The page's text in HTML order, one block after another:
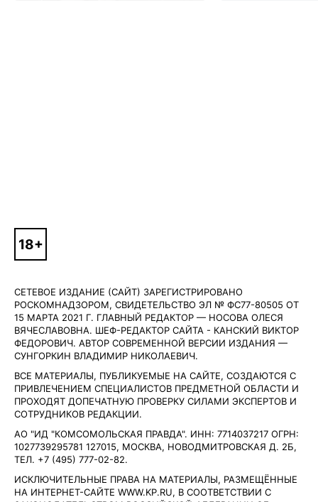
СЕТЕВОЕ ИЗДАНИЕ (САЙТ) ЗАРЕГИСТРИРОВАНО
РОСКОМНАДЗОРОМ, СВИДЕТЕЛЬСТВО ЭЛ № ФС77-80505 ОТ
15 МАРТА 2021 Г. ГЛАВНЫЙ РЕДАКТОР — НОСОВА ОЛЕСЯ
ВЯЧЕСЛАВОВНА. ШЕФ-РЕДАКТОР САЙТА - КАНСКИЙ ВИКТОР
ФЕДОРОВИЧ. АВТОР СОВРЕМЕННОЙ ВЕРСИИ ИЗДАНИЯ —
СУНГОРКИН ВЛАДИМИР НИКОЛАЕВИЧ.
ВСЕ МАТЕРИАЛЫ, ПУБЛИКУЕМЫЕ НА САЙТЕ, СОЗДАЮТСЯ С
ПРИВЛЕЧЕНИЕМ СПЕЦИАЛИСТОВ ПРЕДМЕТНОЙ ОБЛАСТИ И
ПРОХОДЯТ ДОПЕЧАТНУЮ ПРОВЕРКУ СИЛАМИ ЭКСПЕРТОВ И
СОТРУДНИКОВ РЕДАКЦИИ.
АО "ИД "КОМСОМОЛЬСКАЯ ПРАВДА". ИНН: 7714037217 ОГРН:
1027739295781 127015, МОСКВА, НОВОДМИТРОВСКАЯ Д. 2Б,
ТЕЛ. +7 (495) 777-02-82.
ИСКЛЮЧИТЕЛЬНЫЕ ПРАВА НА МАТЕРИАЛЫ, РАЗМЕЩЁННЫЕ
НА ИНТЕРНЕТ-САЙТЕ WWW.KP.RU, В СООТВЕТСТВИИ С